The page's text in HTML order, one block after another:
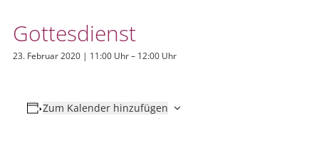
Gottesdienst
23. Februar 2020 | 11:00 Uhr– 12:00 Uhr
Zum Kalender hinzufügen